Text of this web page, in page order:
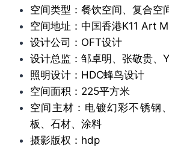
空间类型：餐饮空间、复合空
空间地址：中国香港K11 Art
设计公司：OFT设计
设计总监：邹卓明、张敬贵、
照明设计：HDC蜂鸟设计
空间面积：225平方米
空间主材：电镀幻彩不锈钢
板、石材、涂料
摄影版权：hdp